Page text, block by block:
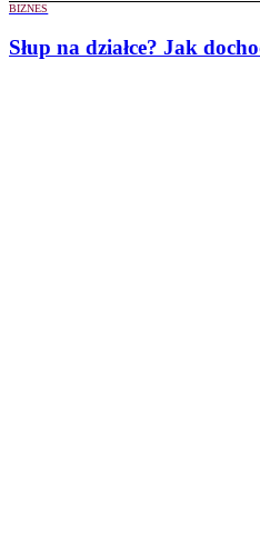
BIZNES
Słup na działce? Jak